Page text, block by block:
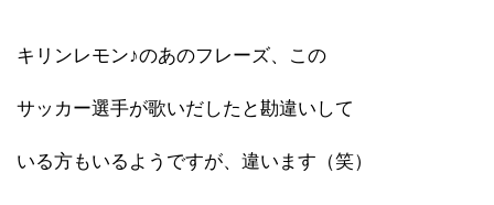
キリンレモン♪のあのフレーズ、この
サッカー選手が歌いだしたと勘違いして
いる方もいるようですが、違います（笑）